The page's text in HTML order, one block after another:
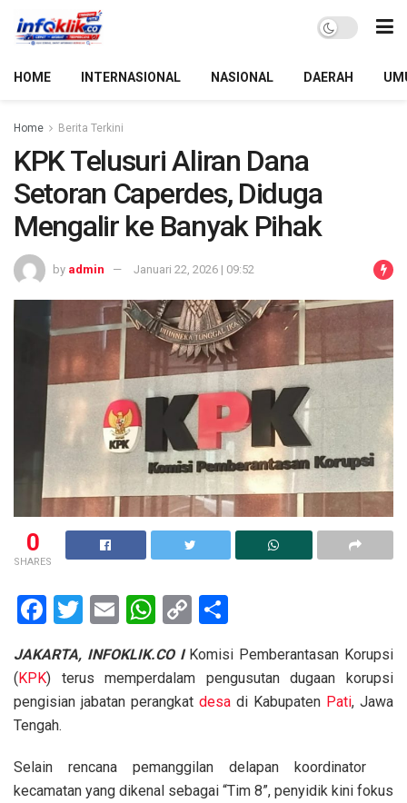
HOME INTERNASIONAL NASIONAL DAERAH
Home Berita Terkini
KPK Telusuri Aliran Dana
Setoran Caperdes, Diduga
Mengalir ke Banyak Pihak
by admin Januari 22, 2026 | 09:52
0
SHARES
F
ce
b
o
o
k
T
tt
er
E
ail
W
at
s
p
p
C
py
Li
k
ar
e
JAKARTA, INFOKLIK.CO I Komisi Pemberantasan Korupsi
( KPK) terus memperdalam pengusutan dugaan korupsi
pengisian jabatan perangkat desa di Kabupaten Pati, Jawa
Tengah.
Selain rencana pemanggilan delapan koordinator
kecamatan yang dikenal sebagai “Tim 8”, penyidik kini fokus